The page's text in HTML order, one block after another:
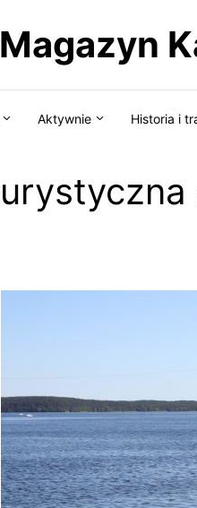
Magazyn
Aktywnie Historia i